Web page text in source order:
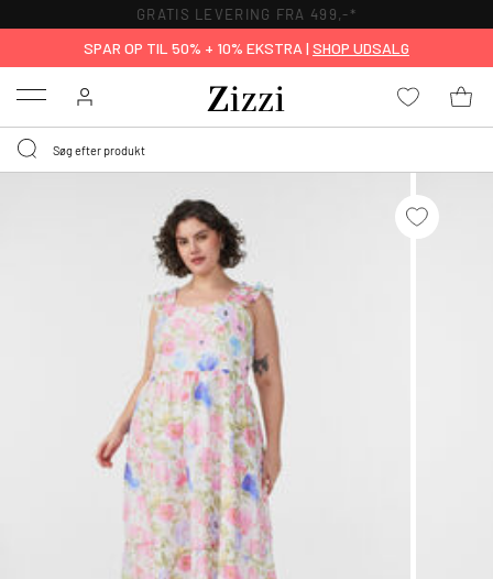
GRATIS LEVERING FRA 499,-*
SPAR OP TIL 50% + 10% EKSTRA | SHOP UDSALG
Menu